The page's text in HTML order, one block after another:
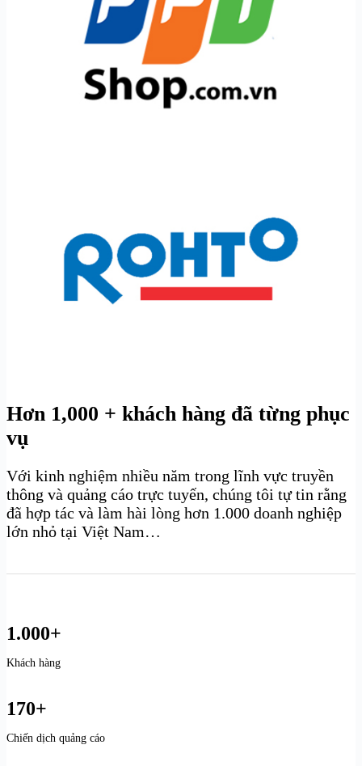
Hơn 1,000 + khách hàng đã từng phục
vụ
Với kinh nghiệm nhiều năm trong lĩnh vực truyền
thông và quảng cáo trực tuyến, chúng tôi tự tin rằng
đã hợp tác và làm hài lòng hơn 1.000 doanh nghiệp
lớn nhỏ tại Việt Nam…
1.000+
Khách hàng
170+
Chiến dịch quảng cáo